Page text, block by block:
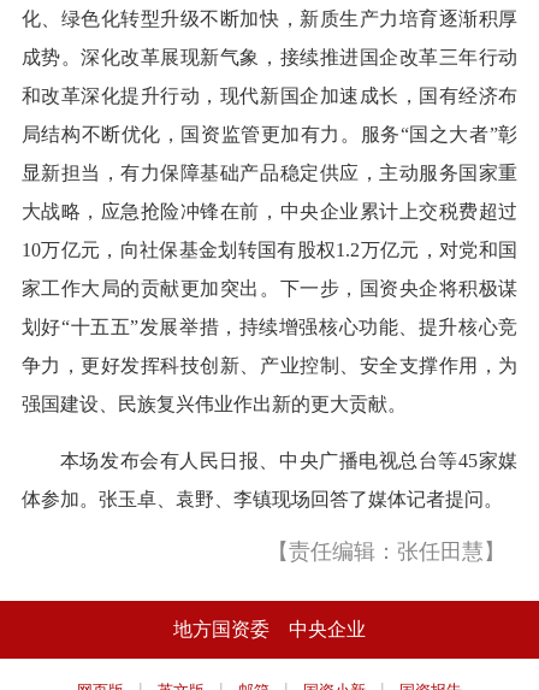
化、绿色化转型升级不断加快，新质生产力培育逐渐积厚
成势。深化改革展现新气象，接续推进国企改革三年行动
和改革深化提升行动，现代新国企加速成长，国有经济布
局结构不断优化，国资监管更加有力。服务“国之大者”彰
显新担当，有力保障基础产品稳定供应，主动服务国家重
大战略，应急抢险冲锋在前，中央企业累计上交税费超过
10万亿元，向社保基金划转国有股权1.2万亿元，对党和国
家工作大局的贡献更加突出。下一步，国资央企将积极谋
划好“十五五”发展举措，持续增强核心功能、提升核心竞
争力，更好发挥科技创新、产业控制、安全支撑作用，为
强国建设、民族复兴伟业作出新的更大贡献。
本场发布会有人民日报、中央广播电视总台等45家媒
体参加。张玉卓、袁野、李镇现场回答了媒体记者提问。
【责任编辑：张任田慧】
地方国资委 中央企业